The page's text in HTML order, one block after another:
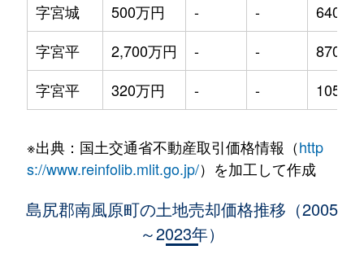
字宮城
500万円 - -
640m²
字宮平
2,700万円 - -
870m²
字宮平
320万円 - - 105m²
※出典：国土交通省不動産取引価格情報（http
s://www.reinfolib.mlit.go.jp/）を加工して作成
島尻郡南風原町の土地売却価格推移（2005
～2023年）